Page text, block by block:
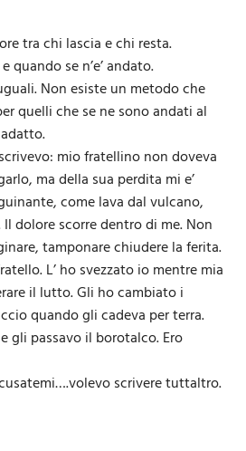
tra chi lascia e chi resta.
quando se n’e’ andato.
Non esiste un metodo che
quelli che se ne sono andati al
mio fratellino non doveva
ma della sua perdita mi e’
come lava dal vulcano,
Il dolore scorre dentro di me. Non
tamponare chiudere la ferita.
L’ ho svezzato io mentre mia
il lutto. Gli ho cambiato i
quando gli cadeva per terra.
gli passavo il borotalco. Ero
scrivere tuttaltro.